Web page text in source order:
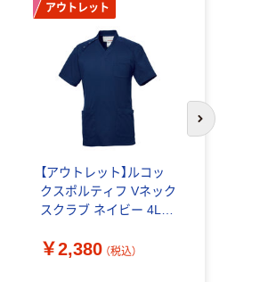
アウトレット
【アウトレット】ルコッ
クスポルティフ Vネック
スクラブ ネイビー 4L
品）
￥2,380 （税込）
次のスライド